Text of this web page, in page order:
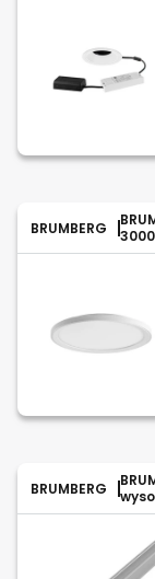
BRUMBERG
BRUMBERG